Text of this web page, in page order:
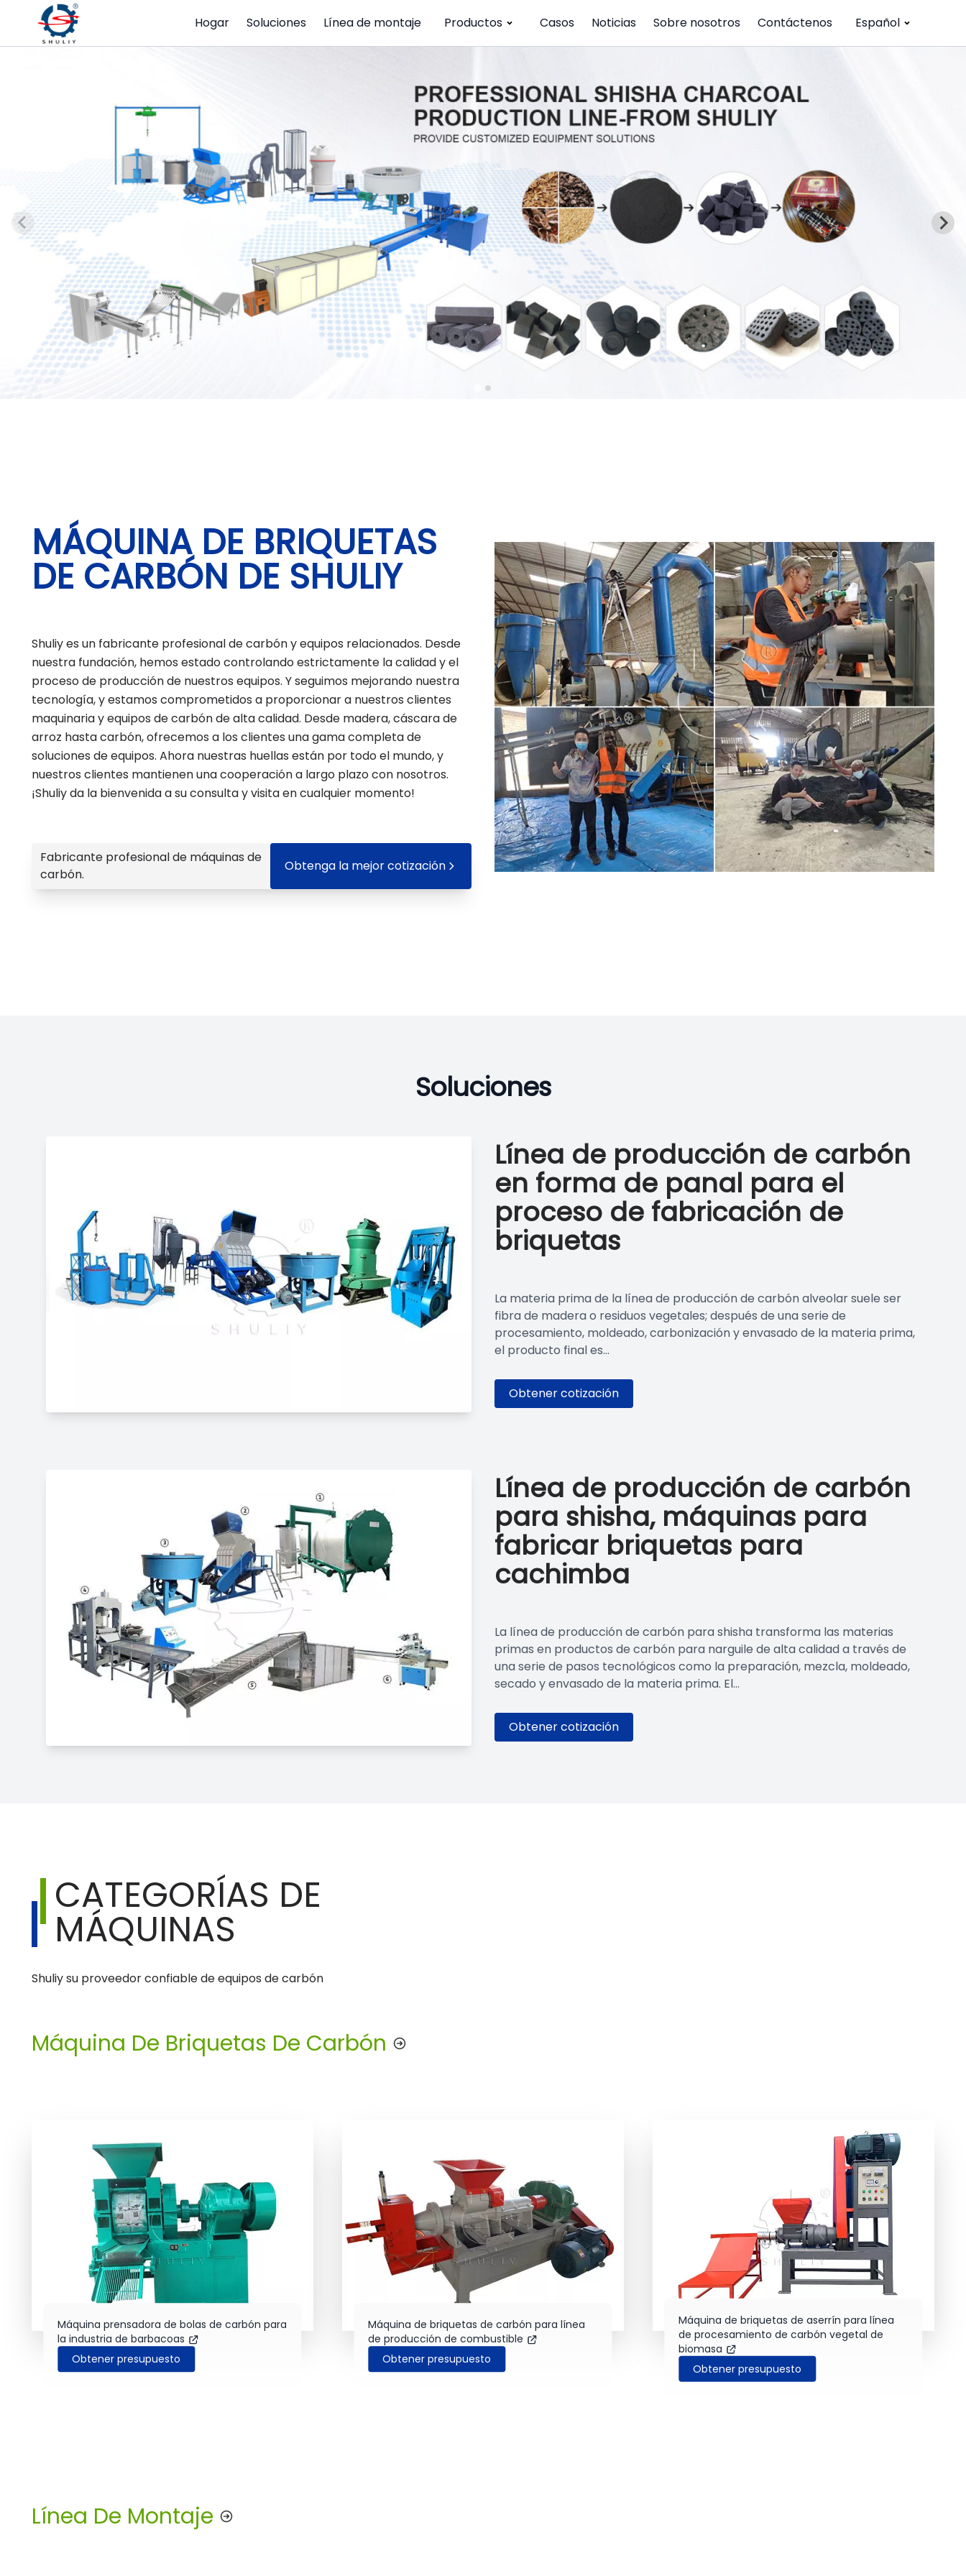
Hogar Soluciones Línea de montaje Productos Casos Noticias Sobre nosotros Contáctenos Español
MÁQUINA DE BRIQUETAS
DE CARBÓN DE SHULIY
Shuliy es un fabricante profesional de carbón y equipos relacionados. Desde
nuestra fundación, hemos estado controlando estrictamente la calidad y el
proceso de producción de nuestros equipos. Y seguimos mejorando nuestra
tecnología, y estamos comprometidos a proporcionar a nuestros clientes
maquinaria y equipos de carbón de alta calidad. Desde madera, cáscara de
arroz hasta carbón, ofrecemos a los clientes una gama completa de
soluciones de equipos. Ahora nuestras huellas están por todo el mundo, y
nuestros clientes mantienen una cooperación a largo plazo con nosotros.
¡Shuliy da la bienvenida a su consulta y visita en cualquier momento!
Fabricante profesional de máquinas de
carbón.
Obtenga la mejor cotización
Soluciones
Línea de producción de carbón
en forma de panal para el
proceso de fabricación de
briquetas
La materia prima de la línea de producción de carbón alveolar suele ser
fibra de madera o residuos vegetales; después de una serie de
procesamiento, moldeado, carbonización y envasado de la materia prima,
el producto final es...
Obtener cotización
Línea de producción de carbón
para shisha, máquinas para
fabricar briquetas para
cachimba
La línea de producción de carbón para shisha transforma las materias
primas en productos de carbón para narguile de alta calidad a través de
una serie de pasos tecnológicos como la preparación, mezcla, moldeado,
secado y envasado de la materia prima. El...
Obtener cotización
CATEGORÍAS DE
MÁQUINAS
Shuliy su proveedor confiable de equipos de carbón
Máquina De Briquetas De Carbón
Máquina prensadora de bolas de carbón para
la industria de barbacoas
Obtener presupuesto
Máquina de briquetas de carbón para línea
de producción de combustible
Obtener presupuesto
Máquina de briquetas de aserrín para línea
de procesamiento de carbón vegetal de
biomasa
Obtener presupuesto
Línea De Montaje